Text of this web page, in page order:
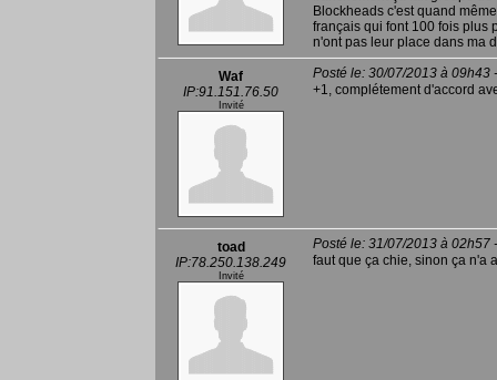
Blockheads c'est quand
français qui font 100 fois plus
n'ont pas leur place dans ma
Waf
IP:91.151.76.50
Invité
Posté le: 30/07/2013 à 09h43
+1, complétement d'accord
toad
IP:78.250.138.249
Invité
Posté le: 31/07/2013 à 02h57
faut que ça chie, sinon ça n'a